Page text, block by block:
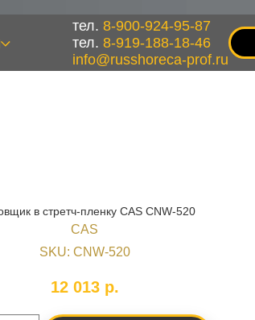
тел. 8-900-924-95-87
тел. 8-919-188-18-46
info@russhoreca-prof.ru
в стретч-пленку CAS CNW-520
CAS
SKU: CNW-520
12 013 р.